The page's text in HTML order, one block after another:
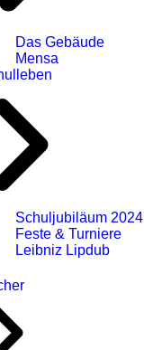
Das Gebäude
Mensa
Schuljubiläum 2024
Feste & Turniere
Leibniz Lipdub